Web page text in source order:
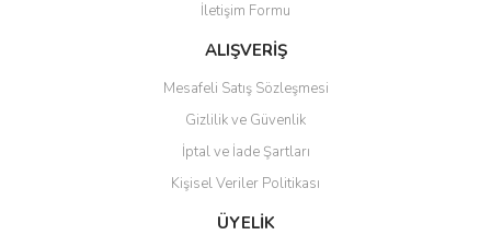
Ürün fiyatı diğer sitelerden daha pahalı.
Bu ürüne benzer farklı alternatifler olmalı.
Gönder
İletişim Formu
ALIŞVERİŞ
Mesafeli Satış Sözleşmesi
Gizlilik ve Güvenlik
İptal ve İade Şartları
Kişisel Veriler Politikası
ÜYELİK